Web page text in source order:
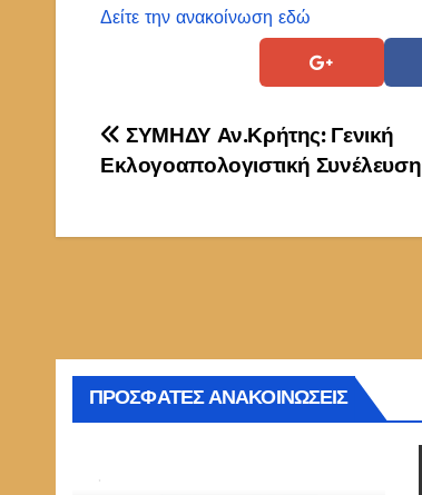
Δείτε την ανακοίνωση εδώ
Πλοήγηση
άρθρων
ΣΥΜΗΔΥ Αν.Κρήτης: Γενική
Εκλογοαπολογιστική Συνέλευση
ΠΡΟΣΦΑΤΕΣ ΑΝΑΚΟΙΝΩΣΕΙΣ